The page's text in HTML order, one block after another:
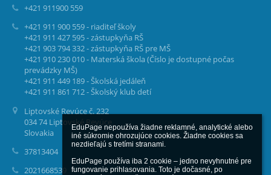
EduPage nepoužíva žiadne reklamné, analytické alebo
iné súkromie ohrozujúce cookies. Žiadne cookies sa
nezdieľajú s tretími stranami.
EduPage používa iba 2 cookie – jedno nevyhnutné pre
fungovanie prihlasovania. Toto je dočasné, po
+421 911900 559
+421 911 900 559 - riaditeľ školy
+421 911 427 595 - zástupkyňa RŠ
+421 903 794 332 - zástupkyňa RŠ pre MŠ
+421 910 230 010 - Materská škola (Číslo je dostupné počas
prevádzky MŠ)
+421 911 449 189 - Školská jedáleň
+421 911 861 712 - Školský klub detí
Liptovské Revúce č. 232
034 74 Liptovské Revúce
Slovakia
37813404
2021668539